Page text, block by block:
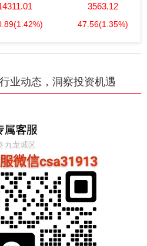
(1.42%)
3563.12
47.56(1.35%)
业动态，洞察投资机遇